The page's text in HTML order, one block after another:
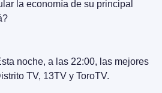
la economía de su principal
noche, a las 22:00, las mejores
TV, 13TV y ToroTV.